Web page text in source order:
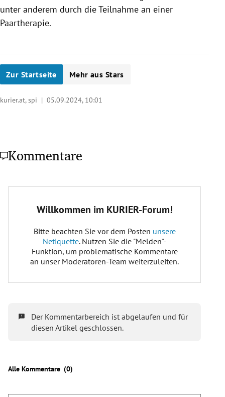
unter anderem durch die Teilnahme an einer
Paartherapie.
Zur Startseite Mehr aus Stars
kurier.at, spi | 05.09.2024, 10:01
Kommentare